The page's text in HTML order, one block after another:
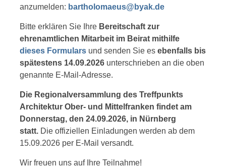
anzumelden: bartholomaeus@byak.de
Bitte erklären Sie Ihre Bereitschaft zur
ehrenamtlichen Mitarbeit im Beirat mithilfe
dieses Formulars und senden Sie es ebenfalls bis
spätestens 14.09.2026 unterschrieben an die oben
genannte E-Mail-Adresse.
Die Regionalversammlung des Treffpunkts
Architektur Ober- und Mittelfranken findet am
Donnerstag, den 24.09.2026, in Nürnberg
statt. Die offiziellen Einladungen werden ab dem
15.09.2026 per E-Mail versandt.
Wir freuen uns auf Ihre Teilnahme!